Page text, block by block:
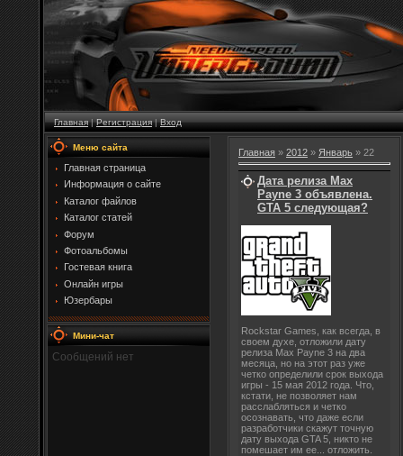
Главная|Регистрация|Вход
Меню сайта
Главная страница
Информация о сайте
Каталог файлов
Каталог статей
Форум
Фотоальбомы
Гостевая книга
Онлайн игры
Юзербары
Мини-чат
Главная » 2012 » Январь » 22
Дата релиза Max
Payne 3 объявлена.
GTA 5 следующая?
Rockstar Games, как всегда, в
своем духе, отложили дату
релиза Max Payne 3 на два
месяца, но на этот раз уже
четко определили срок выхода
игры - 15 мая 2012 года. Что,
кстати, не позволяет нам
расслабляться и четко
осознавать, что даже если
разработчики скажут точную
дату выхода GTA 5, никто не
помешает им ее... отложить.